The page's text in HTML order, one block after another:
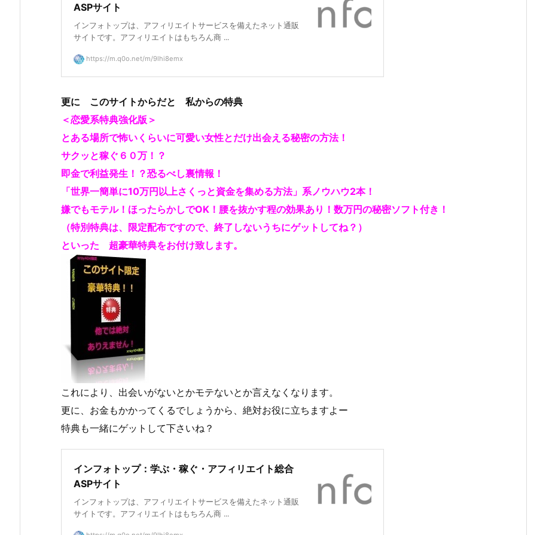
ASPサイト
インフォトップは、アフィリエイトサービスを備えたネット通販
サイトです。アフィリエイトはもちろん商 ...
https://m.q0o.net/m/9lhi8emx
更に このサイトからだと 私からの特典
＜恋愛系特典強化版＞
とある場所で怖いくらいに可愛い女性とだけ出会える秘密の方法！
サクッと稼ぐ６０万！？
即金で利益発生！？恐るべし裏情報！
「世界一簡単に10万円以上さくっと資金を集める方法」系ノウハウ2本！
嫌でもモテル！ほったらかしでOK！腰を抜かす程の効果あり！数万円の秘密ソフト付き！
（特別特典は、限定配布ですので、終了しないうちにゲットしてね？）
といった 超豪華特典をお付け致します。
これにより、出会いがないとかモテないとか言えなくなります。
更に、お金もかかってくるでしょうから、絶対お役に立ちますよー
特典も一緒にゲットして下さいね？
インフォトップ：学ぶ・稼ぐ・アフィリエイト総合
ASPサイト
インフォトップは、アフィリエイトサービスを備えたネット通販
サイトです。アフィリエイトはもちろん商 ...